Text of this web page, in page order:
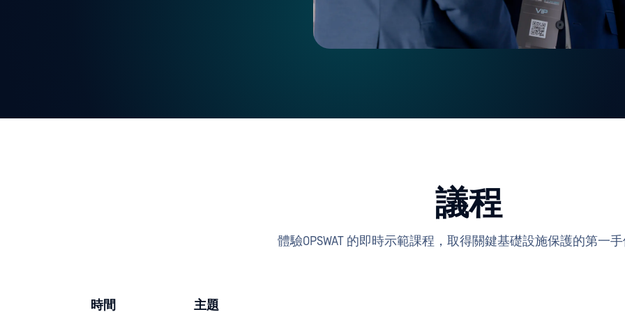
議程
體驗OPSWAT 的即時示範課程，取得關鍵基礎設施保護的第一
時間 主題